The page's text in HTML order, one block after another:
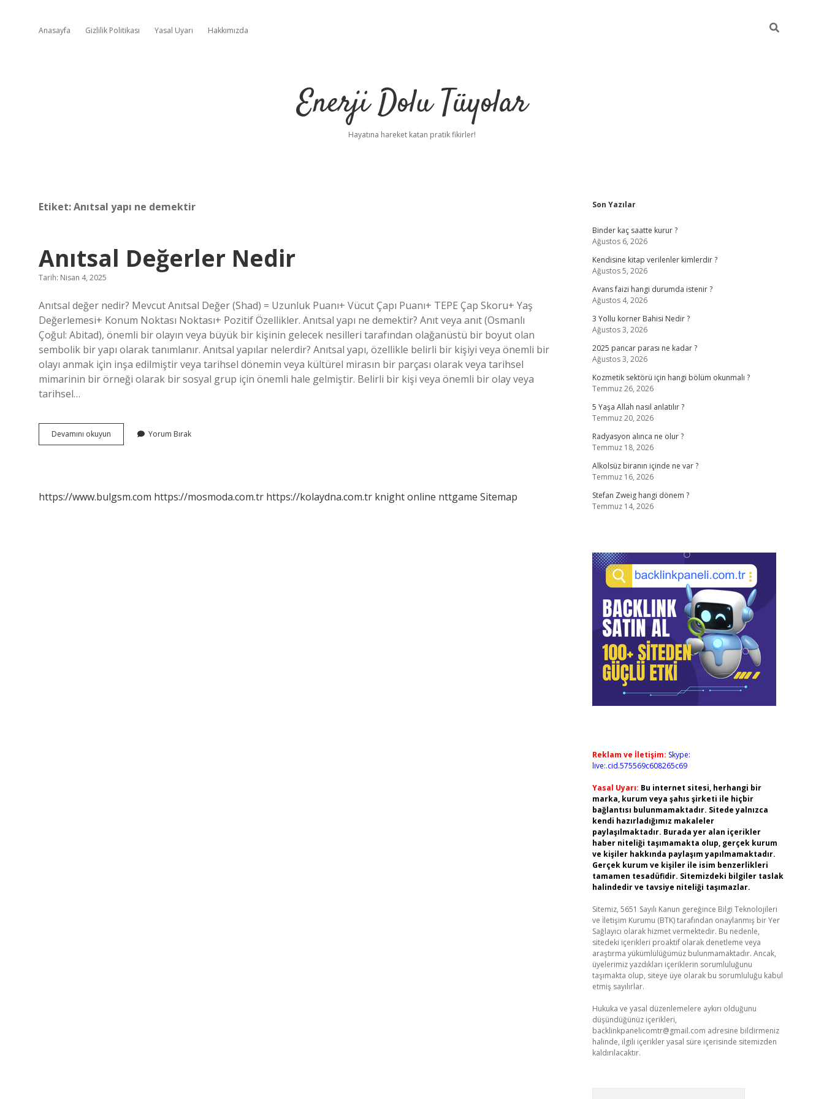
Anasayfa Gizlilik Politikası Yasal Uyarı Hakkımızda
Enerji Dolu Tüyolar
Hayatına hareket katan pratik fikirler!
Etiket:Anıtsal yapı ne demektir
Anıtsal Değerler Nedir
Tarih: Nisan 4, 2025
Anıtsal değer nedir? Mevcut Anıtsal Değer (Shad) = Uzunluk Puanı+ Vücut Çapı Puanı+ TEPE Çap Skoru+ Yaş
Değerlemesi+ Konum Noktası Noktası+ Pozitif Özellikler. Anıtsal yapı ne demektir? Anıt veya anıt (Osmanlı
Çoğul: Abitad), önemli bir olayın veya büyük bir kişinin gelecek nesilleri tarafından olağanüstü bir boyut olan
sembolik bir yapı olarak tanımlanır. Anıtsal yapılar nelerdir? Anıtsal yapı, özellikle belirli bir kişiyi veya önemli bir
olayı anmak için inşa edilmiştir veya tarihsel dönemin veya kültürel mirasın bir parçası olarak veya tarihsel
mimarinin bir örneği olarak bir sosyal grup için önemli hale gelmiştir. Belirli bir kişi veya önemli bir olay veya
tarihsel…
Devamını okuyun
Değerler
Yorum Bırak
https://www.bulgsm.com https://mosmoda.com.tr https://kolaydna.com.tr knight online nttgame Sitemap
Sidebar
Son Yazılar
Binder kaç saatte kurur ?
Ağustos 6, 2026
Kendisine kitap verilenler kimlerdir ?
Ağustos 5, 2026
Avans faizi hangi durumda istenir ?
Ağustos 4, 2026
3 Yollu korner Bahisi Nedir ?
Ağustos 3, 2026
2025 pancar parası ne kadar ?
Ağustos 3, 2026
Kozmetik sektörü için hangi bölüm okunmalı ?
Temmuz 26, 2026
5 Yaşa Allah nasıl anlatılır ?
Temmuz 20, 2026
Radyasyon alınca ne olur ?
Temmuz 18, 2026
Alkolsüz biranın içinde ne var ?
Temmuz 16, 2026
Stefan Zweig hangi dönem ?
Temmuz 14, 2026
Reklam ve İletişim: Skype:
live:.cid.575569c608265c69
Yasal Uyarı: Bu internet sitesi, herhangi bir
marka, kurum veya şahıs şirketi ile hiçbir
bağlantısı bulunmamaktadır. Sitede yalnızca
kendi hazırladığımız makaleler
paylaşılmaktadır. Burada yer alan içerikler
haber niteliği taşımamakta olup, gerçek kurum
ve kişiler hakkında paylaşım yapılmamaktadır.
Gerçek kurum ve kişiler ile isim benzerlikleri
tamamen tesadüfidir. Sitemizdeki bilgiler taslak
halindedir ve tavsiye niteliği taşımazlar.
Sitemiz, 5651 Sayılı Kanun gereğince Bilgi Teknolojileri
ve İletişim Kurumu (BTK) tarafından onaylanmış bir Yer
Sağlayıcı olarak hizmet vermektedir. Bu nedenle,
sitedeki içerikleri proaktif olarak denetleme veya
araştırma yükümlülüğümüz bulunmamaktadır. Ancak,
üyelerimiz yazdıkları içeriklerin sorumluluğunu
taşımakta olup, siteye üye olarak bu sorumluluğu kabul
etmiş sayılırlar.
Hukuka ve yasal düzenlemelere aykırı olduğunu
düşündüğünüz içerikleri,
backlinkpanelicomtr@gmail.com adresine bildirmeniz
halinde, ilgili içerikler yasal süre içerisinde sitemizden
kaldırılacaktır.
ilbet güncel giriş adresi